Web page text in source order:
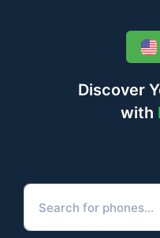
Discover
with